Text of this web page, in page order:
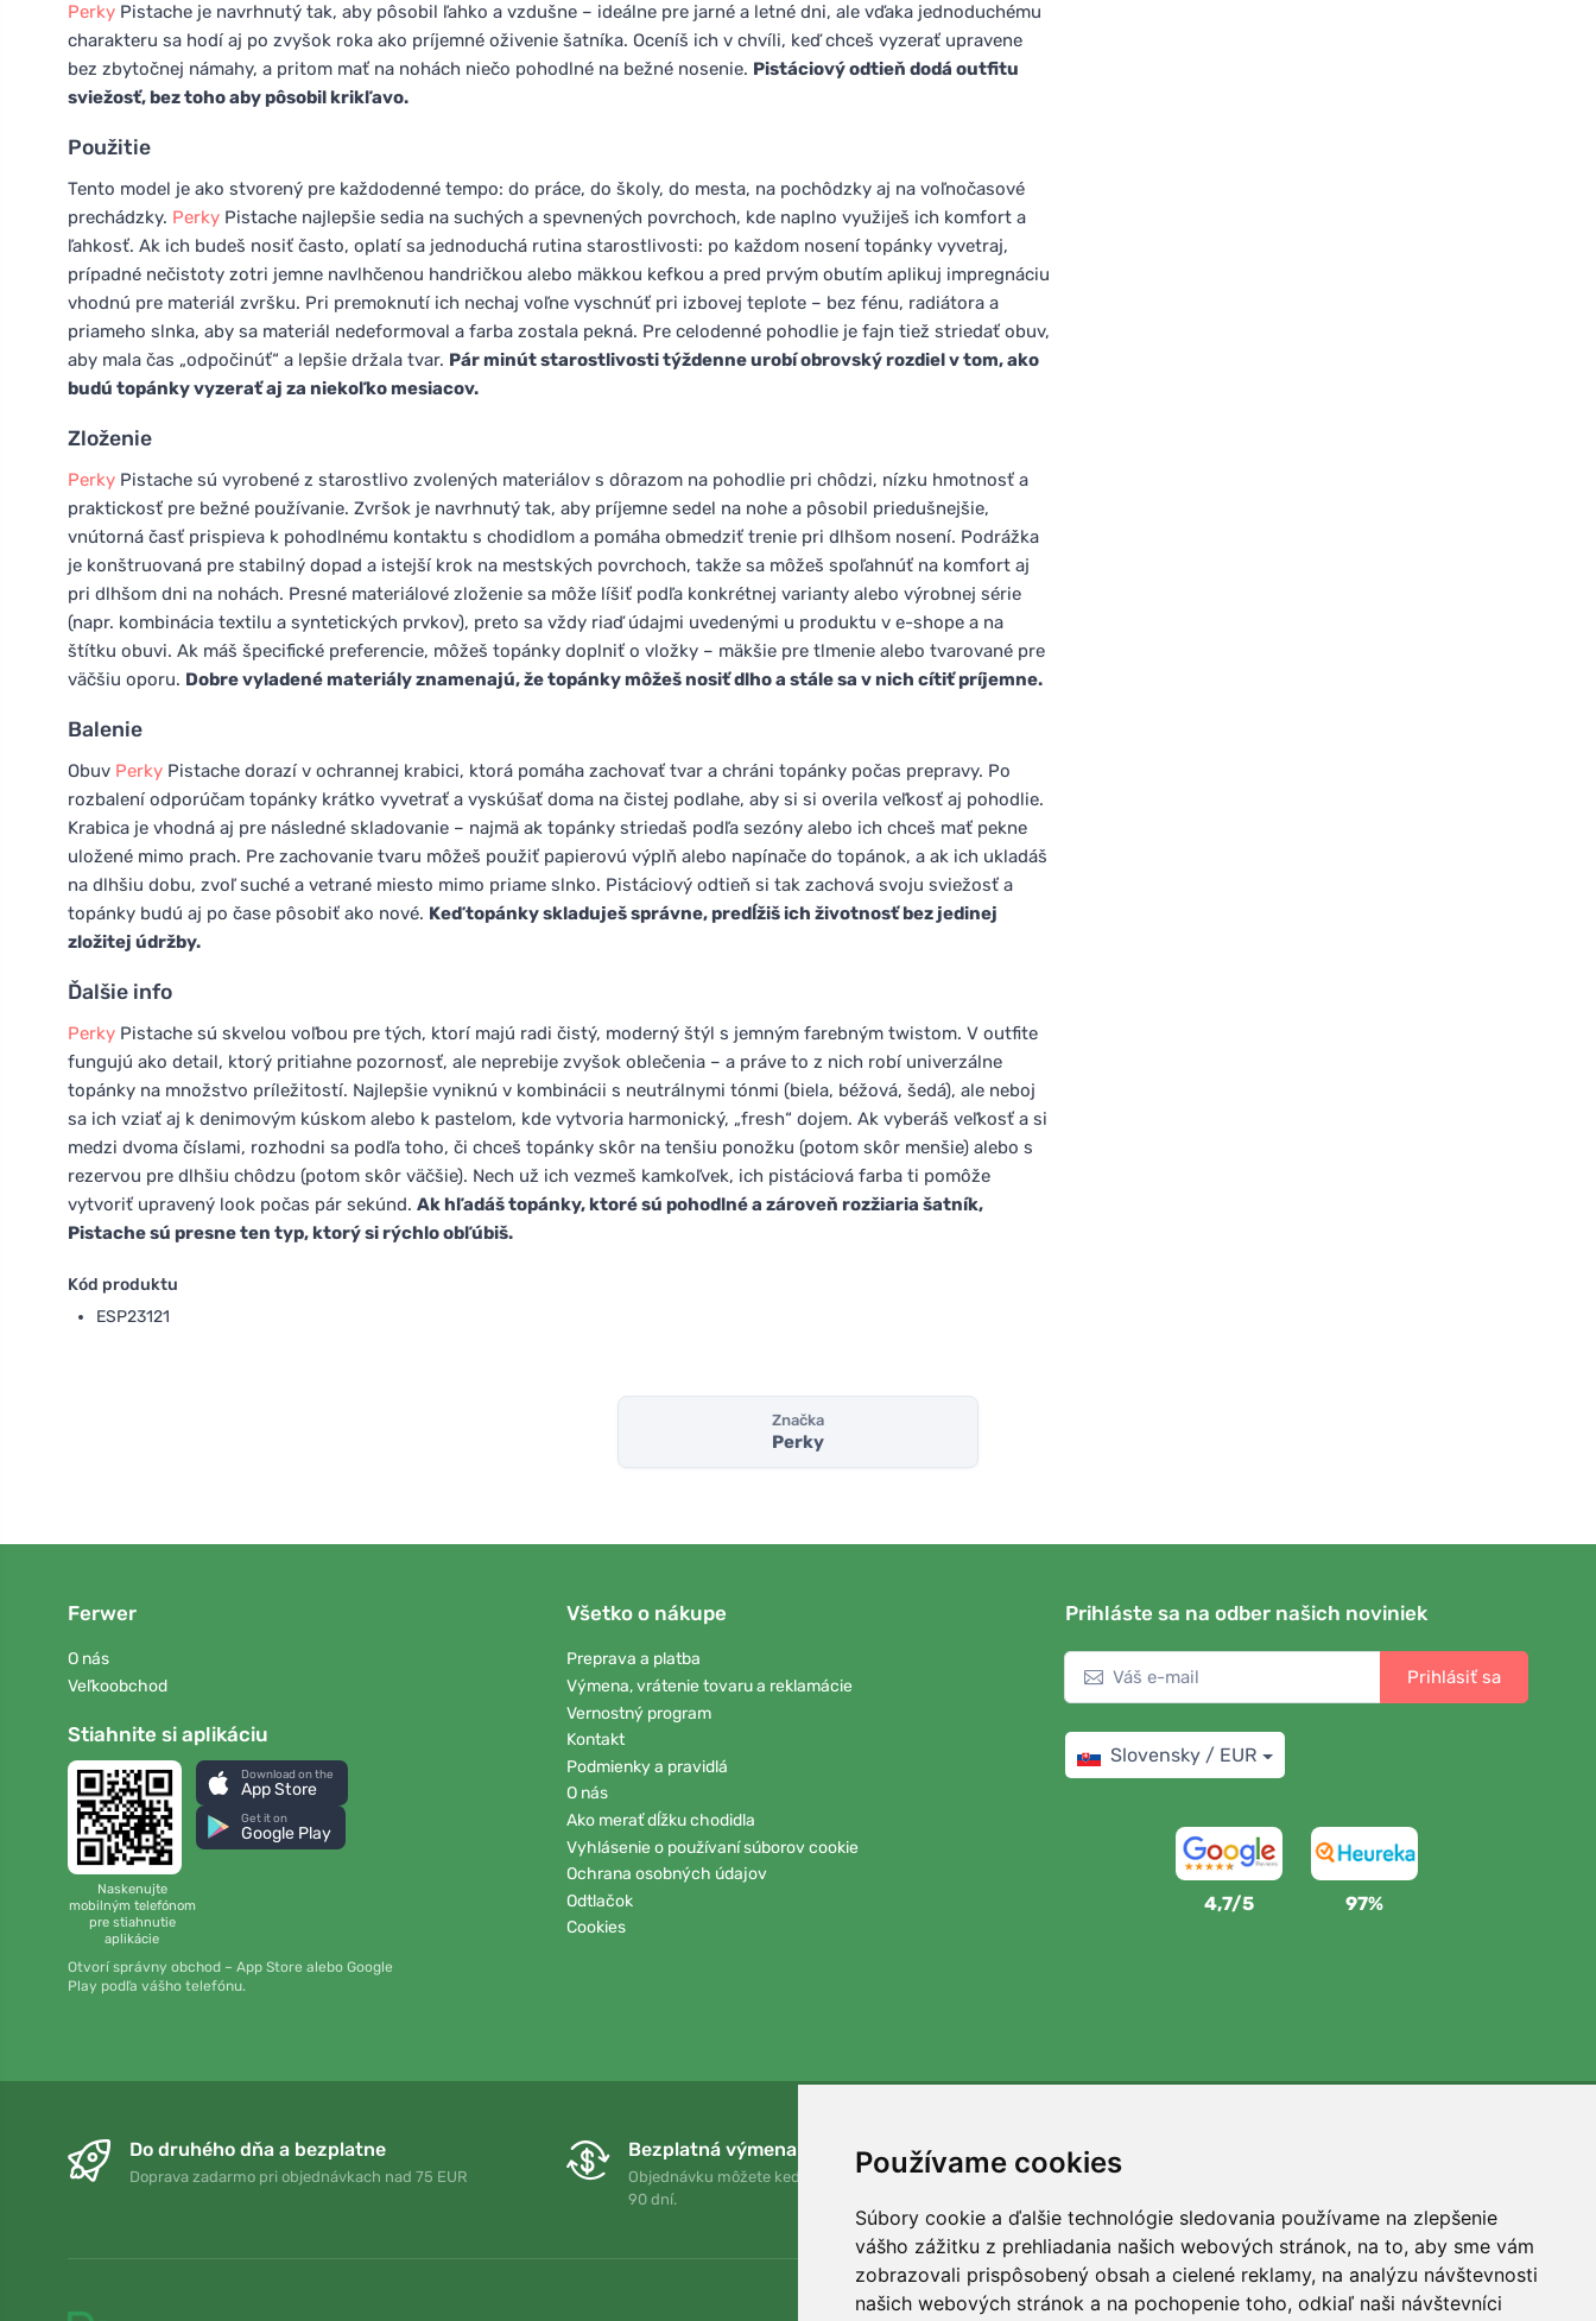
Používame cookies
Súbory cookie a ďalšie technológie sledovania používame na zlepšenie
vášho zážitku z prehliadania našich webových stránok, na to, aby sme vám
zobrazovali prispôsobený obsah a cielené reklamy, na analýzu návštevnosti
našich webových stránok a na pochopenie toho, odkiaľ naši návštevníci
Perky Pistache je navrhnutý tak, aby pôsobil ľahko a vzdušne – ideálne pre jarné a letné dni, ale vďaka jednoduchému
charakteru sa hodí aj po zvyšok roka ako príjemné oživenie šatníka. Oceníš ich v chvíli, keď chceš vyzerať upravene
bez zbytočnej námahy, a pritom mať na nohách niečo pohodlné na bežné nosenie. Pistáciový odtieň dodá outfitu
sviežosť, bez toho aby pôsobil krikľavo.
Použitie
Tento model je ako stvorený pre každodenné tempo: do práce, do školy, do mesta, na pochôdzky aj na voľnočasové
prechádzky. Perky Pistache najlepšie sedia na suchých a spevnených povrchoch, kde naplno využiješ ich komfort a
ľahkosť. Ak ich budeš nosiť často, oplatí sa jednoduchá rutina starostlivosti: po každom nosení topánky vyvetraj,
prípadné nečistoty zotri jemne navlhčenou handričkou alebo mäkkou kefkou a pred prvým obutím aplikuj impregnáciu
vhodnú pre materiál zvršku. Pri premoknutí ich nechaj voľne vyschnúť pri izbovej teplote – bez fénu, radiátora a
priameho slnka, aby sa materiál nedeformoval a farba zostala pekná. Pre celodenné pohodlie je fajn tiež striedať obuv,
aby mala čas „odpočinúť“ a lepšie držala tvar. Pár minút starostlivosti týždenne urobí obrovský rozdiel v tom, ako
budú topánky vyzerať aj za niekoľko mesiacov.
Zloženie
Perky Pistache sú vyrobené z starostlivo zvolených materiálov s dôrazom na pohodlie pri chôdzi, nízku hmotnosť a
praktickosť pre bežné používanie. Zvršok je navrhnutý tak, aby príjemne sedel na nohe a pôsobil priedušnejšie,
vnútorná časť prispieva k pohodlnému kontaktu s chodidlom a pomáha obmedziť trenie pri dlhšom nosení. Podrážka
je konštruovaná pre stabilný dopad a istejší krok na mestských povrchoch, takže sa môžeš spoľahnúť na komfort aj
pri dlhšom dni na nohách. Presné materiálové zloženie sa môže líšiť podľa konkrétnej varianty alebo výrobnej série
(napr. kombinácia textilu a syntetických prvkov), preto sa vždy riaď údajmi uvedenými u produktu v e-shope a na
štítku obuvi. Ak máš špecifické preferencie, môžeš topánky doplniť o vložky – mäkšie pre tlmenie alebo tvarované pre
väčšiu oporu. Dobre vyladené materiály znamenajú, že topánky môžeš nosiť dlho a stále sa v nich cítiť príjemne.
Balenie
Obuv Perky Pistache dorazí v ochrannej krabici, ktorá pomáha zachovať tvar a chráni topánky počas prepravy. Po
rozbalení odporúčam topánky krátko vyvetrať a vyskúšať doma na čistej podlahe, aby si si overila veľkosť aj pohodlie.
Krabica je vhodná aj pre následné skladovanie – najmä ak topánky striedaš podľa sezóny alebo ich chceš mať pekne
uložené mimo prach. Pre zachovanie tvaru môžeš použiť papierovú výplň alebo napínače do topánok, a ak ich ukladáš
na dlhšiu dobu, zvoľ suché a vetrané miesto mimo priame slnko. Pistáciový odtieň si tak zachová svoju sviežosť a
topánky budú aj po čase pôsobiť ako nové. Keď topánky skladuješ správne, predĺžiš ich životnosť bez jedinej
zložitej údržby.
Ďalšie info
Perky Pistache sú skvelou voľbou pre tých, ktorí majú radi čistý, moderný štýl s jemným farebným twistom. V outfite
fungujú ako detail, ktorý pritiahne pozornosť, ale neprebije zvyšok oblečenia – a práve to z nich robí univerzálne
topánky na množstvo príležitostí. Najlepšie vyniknú v kombinácii s neutrálnymi tónmi (biela, béžová, šedá), ale neboj
sa ich vziať aj k denimovým kúskom alebo k pastelom, kde vytvoria harmonický, „fresh“ dojem. Ak vyberáš veľkosť a si
medzi dvoma číslami, rozhodni sa podľa toho, či chceš topánky skôr na tenšiu ponožku (potom skôr menšie) alebo s
rezervou pre dlhšiu chôdzu (potom skôr väčšie). Nech už ich vezmeš kamkoľvek, ich pistáciová farba ti pomôže
vytvoriť upravený look počas pár sekúnd. Ak hľadáš topánky, ktoré sú pohodlné a zároveň rozžiaria šatník,
Pistache sú presne ten typ, ktorý si rýchlo obľúbiš.
Kód produktu
ESP23121
Značka
Perky
Ferwer
O nás
Veľkoobchod
Stiahnite si aplikáciu
Naskenujte
mobilným telefónom
pre stiahnutie
aplikácie
Download on the
App Store
Get it on
Google Play
Otvorí správny obchod – App Store alebo Google
Play podľa vášho telefónu.
Všetko o nákupe
Preprava a platba
Výmena, vrátenie tovaru a reklamácie
Vernostný program
Kontakt
Podmienky a pravidlá
O nás
Ako merať dĺžku chodidla
Vyhlásenie o používaní súborov cookie
Ochrana osobných údajov
Odtlačok
Cookies
Prihláste sa na odber našich noviniek
Prihlásiť sa
Slovensky / EUR
4,7/5 97%
Do druhého dňa a bezplatne
Doprava zadarmo pri objednávkach nad 75 EUR
Bezplatná výmena a vrátenie tovaru
Objednávku môžete kedykoľvek vrátiť alebo vymeniť do
90 dní.